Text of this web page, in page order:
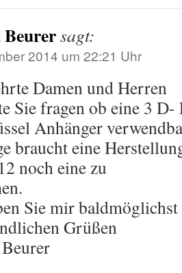
sagt:
2014 um 22:21 Uhr
Damen und Herren
Sie fragen ob eine 3
Anhänger
braucht eine
noch eine zu
Sie mir
Grüßen